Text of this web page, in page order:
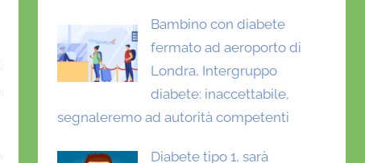
Bambino con diabete
fermato ad aeroporto di
Londra, Intergruppo
diabete: inaccettabile,
segnaleremo ad autorità competenti
Diabete tipo 1, sarà